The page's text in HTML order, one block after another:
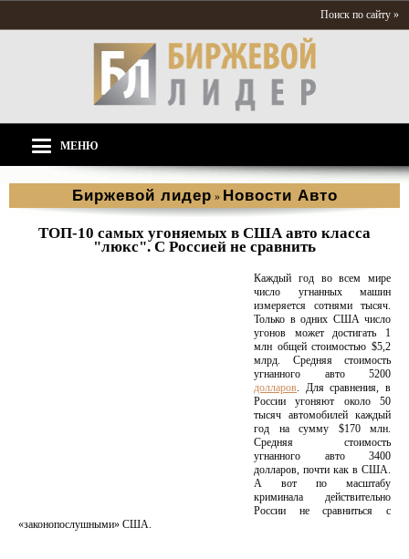
Поиск по сайту »
МЕНЮ
Биржевой лидер » Новости Aвто
ТОП-10 самых угоняемых в США авто класса
"люкс". С Россией не сравнить
Каждый год во всем мире
число угнанных машин
измеряется сотнями тысяч.
Только в одних США число
угонов может достигать 1
млн общей стоимостью $5,2
млрд. Средняя стоимость
угнанного авто 5200
долларов. Для сравнения, в
России угоняют около 50
тысяч автомобилей каждый
год на сумму $170 млн.
Средняя стоимость
угнанного авто 3400
долларов, почти как в США.
А вот по масштабу
криминала действительно
России не сравниться с
«законопослушными» США.